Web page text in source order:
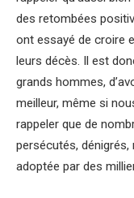
des retombées
ont essayé de croire
leurs décès. Il est
grands hommes,
meilleur, même si
rappeler que de
persécutés,
adoptée par des